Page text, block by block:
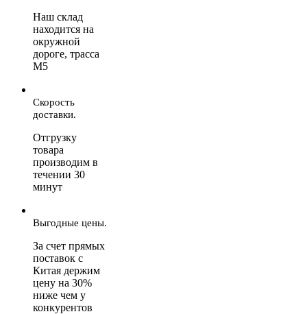
Наш склад
находится на
окружной
дороге, трасса
М5
Скорость
доставки.
Отгрузку
товара
производим в
течении 30
минут
Выгодные цены.
За счет прямых
поставок с
Китая держим
цену на 30%
ниже чем у
конкурентов